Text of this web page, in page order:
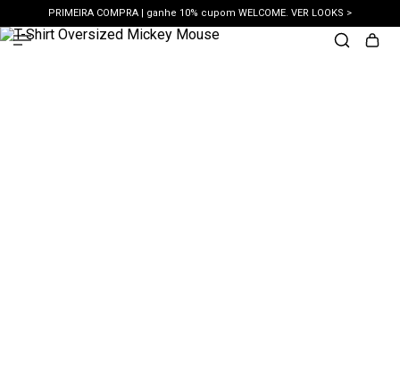
PRIMEIRA COMPRA | ganhe 10% cupom WELCOME. VER LOOKS >
PIX | 5% off no pix à vista. APROVEITAR >